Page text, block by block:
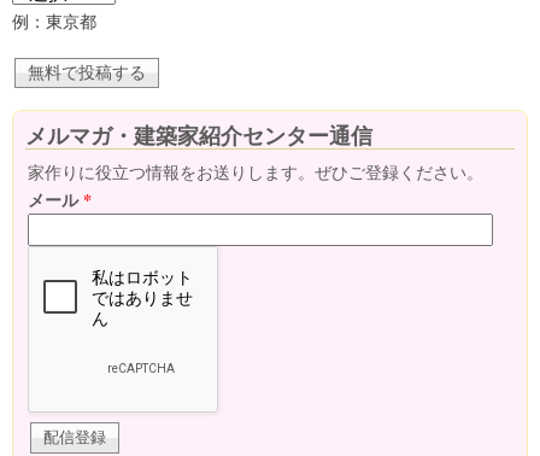
例：東京都
メルマガ・建築家紹介センター通信
家作りに役立つ情報をお送りします。ぜひご登録ください。
メール*